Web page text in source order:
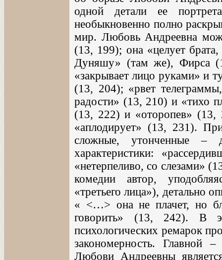
одной детали ее
необыкновенно полно
мир. Любовь Андреевна
(13, 199); она «целует
Дуняшу» (там же), Фирса
«закрывает лицо руками» и
(13, 204); «рвет
радости» (13, 210) и «тихо
(13, 222) и «оторопев» (13,
«аплодирует» (13, 231).
сложные, утонченные –
характеристики:
«нетерпеливо, со слезами»
комедии автор,
«третьего лица»), детально
« <…> она не плачет, но
говорить» (13, 242). В
психологических ремарок
закономерность. Главной
Любови Андреевны